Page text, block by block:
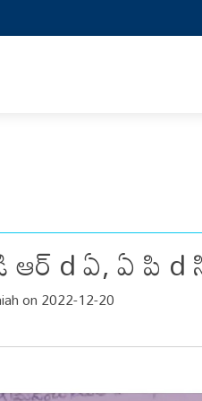
d ఏ, ఏ పి d
on 2022-12-20